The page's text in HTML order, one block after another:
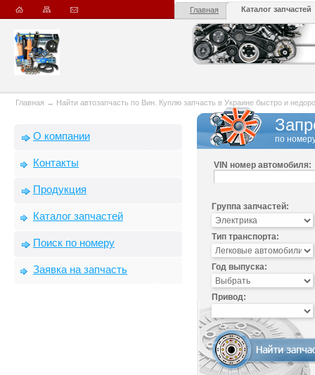
Главная Каталог запчастей
Главная → Найти автозапчасть по Вин. Куплю запчасть в Украине быстро и
О компании
Контакты
Продукция
Каталог запчастей
Поиск по номеру
Заявка на запчасть
по
VIN номер автомобиля:
Группа запчастей:
Тип транспорта:
Год выпуска:
Привод: